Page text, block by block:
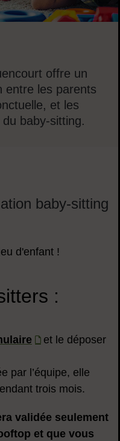
offre un
entre les parents
et les
baby-sitting.
baby-sitting
d'enfant !
:
et le déposer
par l’équipe, elle
trois mois.
validée seulement
et que vous